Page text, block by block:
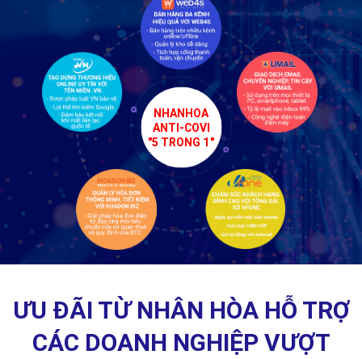
NHANHOA
ANTI-COVI
"5 TRONG 1"
ƯU ĐÃI TỪ NHÂN HÒA HỖ TRỢ
CÁC DOANH NGHIỆP VƯỢT